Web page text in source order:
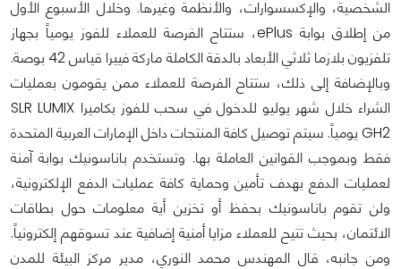
الشخصية، والإكسسوارات، والأنظمة وغيرها. وخلال الأسبوع الأول
من إطلاق بوابة ePlus، ستتاح الفرصة للعملاء للفوز يومياً بجهاز
تلفزيون بلازما ثلاثي الأبعاد بالدقة الكاملة ماركة فييرا قياس 42 بوصة.
وبالإضافة إلى ذلك، ستتاح الفرصة للعملاء ممن يقومون بعمليات
الشراء خلال شهر يوليو للدخول في سحب للفوز بكاميرا SLR LUMIX
GH2 يومياً. سيتم توصيل كافة المنتجات داخل الإمارات العربية المتحدة
فقط وبموجب القوانين العاملة بها. وتستخدم باناسونيك بوابة آمنة
لعمليات الدفع بهدف تأمين وحماية كافة عمليات الدفع الإلكترونية،
ولن تقوم باناسونيك بحفظ أو تخزين أية معلومات حول بطاقات
الائتمان، بحيث تتيح للعملاء مزايا أمنية إضافية عند تسوقهم إلكترونياً.
ومن جانبه، قال المهندس محمد النوري، مدير مركز البيئة للمدن